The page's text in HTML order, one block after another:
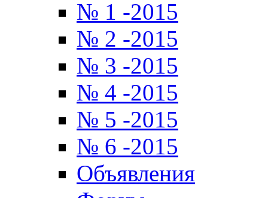
№ 1 -2015
№ 2 -2015
№ 3 -2015
№ 4 -2015
№ 5 -2015
№ 6 -2015
Объявления